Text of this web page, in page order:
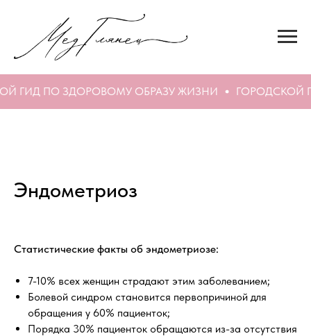
ГИД ПО ЗДОРОВОМУ ОБРАЗУ ЖИЗНИ ГОРОДСКОЙ
Эндометриоз
Статистические факты об эндометриозе:
7-10% всех женщин страдают этим заболеванием;
Болевой синдром становится первопричиной для
обращения у 60% пациенток;
Порядка 30% пациенток обращаются из-за отсутствия